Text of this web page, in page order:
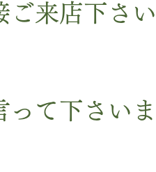
来店下さい
て下さいま